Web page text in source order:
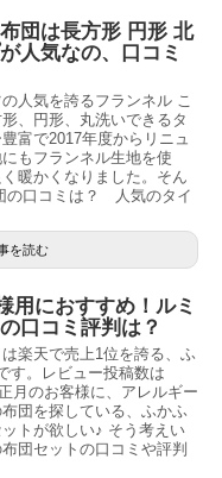
団は長方形 円形 北
人気なの、口コミ
人気を誇るフランネル こ
、円形、丸洗いできるタ
富で2017年度からリニュ
もフランネル生地を使
暖かくなりました。そん
の口コミは？ 人気のタイ
を読む
用におすすめ！ルミ
口コミ評判は？
楽天で売上1位を誇る、ふ
す。レビュー投稿数は
月のお客様に、アレルギー
団を探している、ふかふ
トが欲しい♪ そう考えい
団セットの口コミや評判